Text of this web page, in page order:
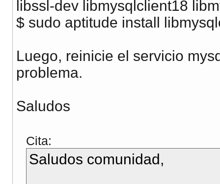
libssl-dev libmysqlclient18
$ sudo aptitude install
Luego, reinicie el servicio
problema.
Saludos
Cita:
Saludos comunidad,